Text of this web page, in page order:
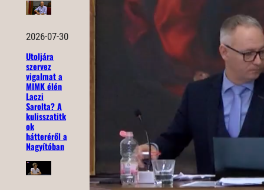
2026-07-30
Utoljára
szervez
vigalmat a
MIMK élén
Laczi
Sarolta? A
kulisszatitk
ok
hátteréről a
Nagyítóban